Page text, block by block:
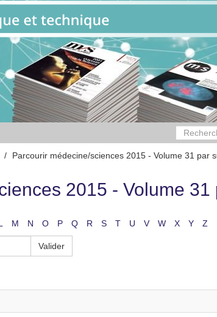
Parcourir médecine/sciences 2015 - Volume 31 par
2015 - Volume 31
M N O P Q R S T U V W X Y Z
Valider